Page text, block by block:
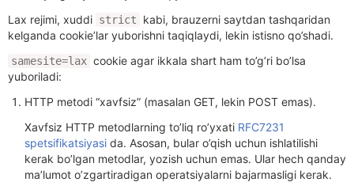
Lax rejimi, xuddi strict
kabi, brauzerni saytdan tashqaridan
kelganda cookie’lar yuborishni taqiqlaydi, lekin istisno qo’shadi.
samesite=lax cookie agar ikkala shart ham to’g’ri bo’lsa
yuboriladi:
HTTP metodi “xavfsiz” (masalan GET, lekin POST emas).
Xavfsiz HTTP metodlarning to’liq ro’yxati RFC7231
spetsifikatsiyasi da. Asosan, bular o’qish uchun ishlatilishi
kerak bo’lgan metodlar, yozish uchun emas. Ular hech qanday
ma’lumot o’zgartiradigan operatsiyalarni bajarmasligi kerak.